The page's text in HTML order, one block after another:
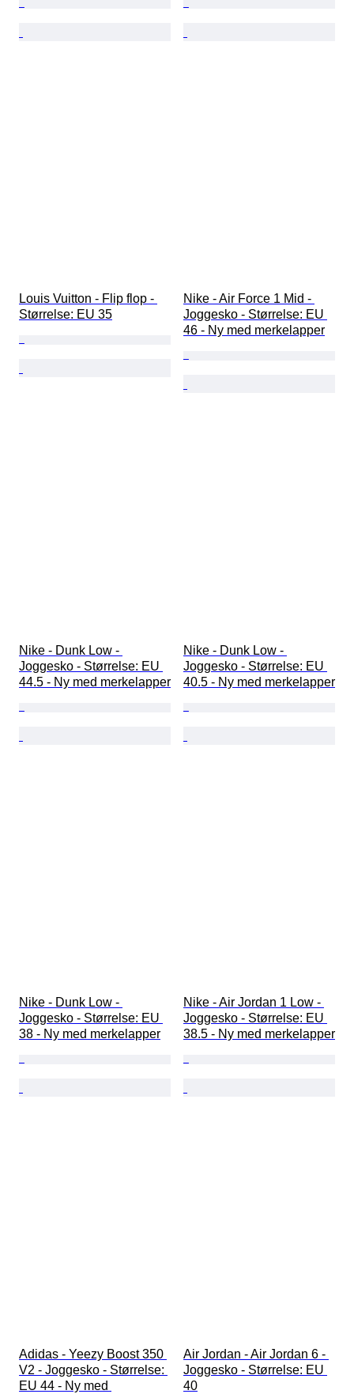
Louis Vuitton - Flip flop -
Størrelse: EU 35
Nike - Air Force 1 Mid -
Joggesko - Størrelse: EU
46 - Ny med merkelapper
Nike - Dunk Low -
Joggesko - Størrelse: EU
44.5 - Ny med merkelapper
Nike - Dunk Low -
Joggesko - Størrelse: EU
40.5 - Ny med merkelapper
Nike - Dunk Low -
Joggesko - Størrelse: EU
38 - Ny med merkelapper
Nike - Air Jordan 1 Low -
Joggesko - Størrelse: EU
38.5 - Ny med merkelapper
Adidas - Yeezy Boost 350
V2 - Joggesko - Størrelse:
EU 44 - Ny med
Air Jordan - Air Jordan 6 -
Joggesko - Størrelse: EU
40